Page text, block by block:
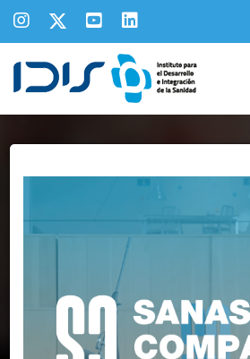
IDIS EN LOS